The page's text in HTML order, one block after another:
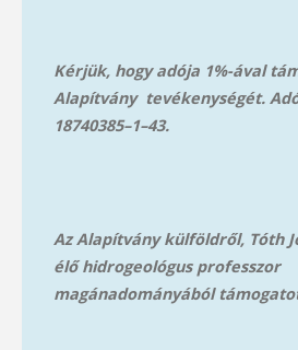
Kérjük, hogy adója 1%-ával
Alapítvány tevékenységét.
18740385–1–43.
Az Alapítvány külföldről, Tóth
élő hidrogeológus professzor
magánadományából támog